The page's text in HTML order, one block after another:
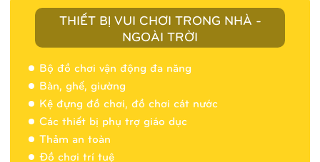
THIẾT BỊ VUI CHƠI TRONG NHÀ -
NGOÀI TRỜI
Bộ đồ chơi vận động đa năng
Bàn, ghế, giường
Kệ đựng đồ chơi, đồ chơi cát nước
Các thiết bị phụ trợ giáo dục
Thảm an toàn
Đồ chơi trí tuệ
Nhà banh 9H5404